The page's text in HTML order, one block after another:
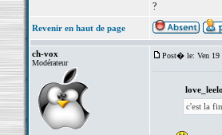
?
Revenir en haut de page
ch-vox
Modérateur
Post� le: Ven 19
c'est la